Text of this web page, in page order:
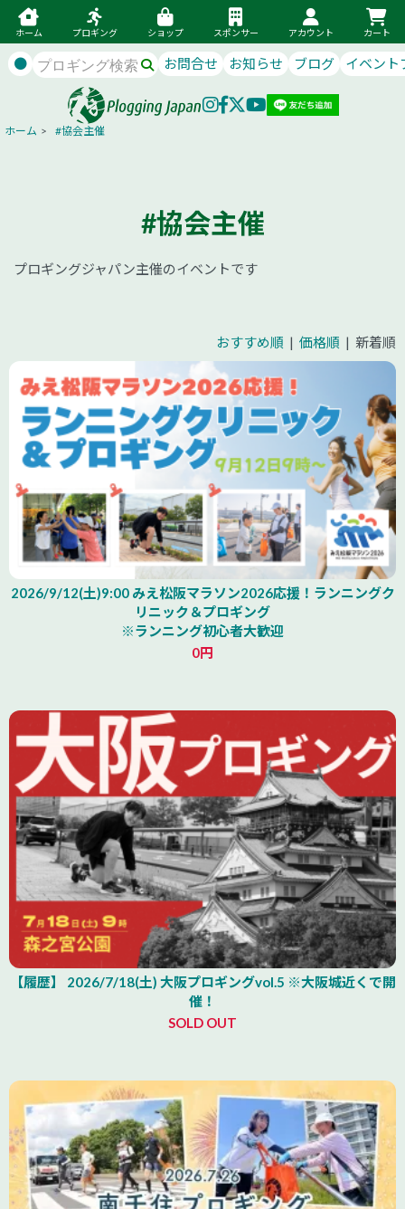
ホーム プロギング ショップ スポンサー アカウント カート
● お問合せ お知らせ ブログ イベント
ホーム > #協会主催
#協会主催
プロギングジャパン主催のイベントです
おすすめ順 | 価格順 | 新着順
2026/9/12(土)9:00 みえ松阪マラソン2026応援！ランニングク
リニック＆プロギング
※ランニング初心者大歓迎
0円
【履歴】 2026/7/18(土) 大阪プロギングvol.5 ※大阪城近くで開
催！
SOLD OUT